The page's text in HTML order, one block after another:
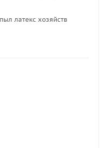
латекс хозяйств